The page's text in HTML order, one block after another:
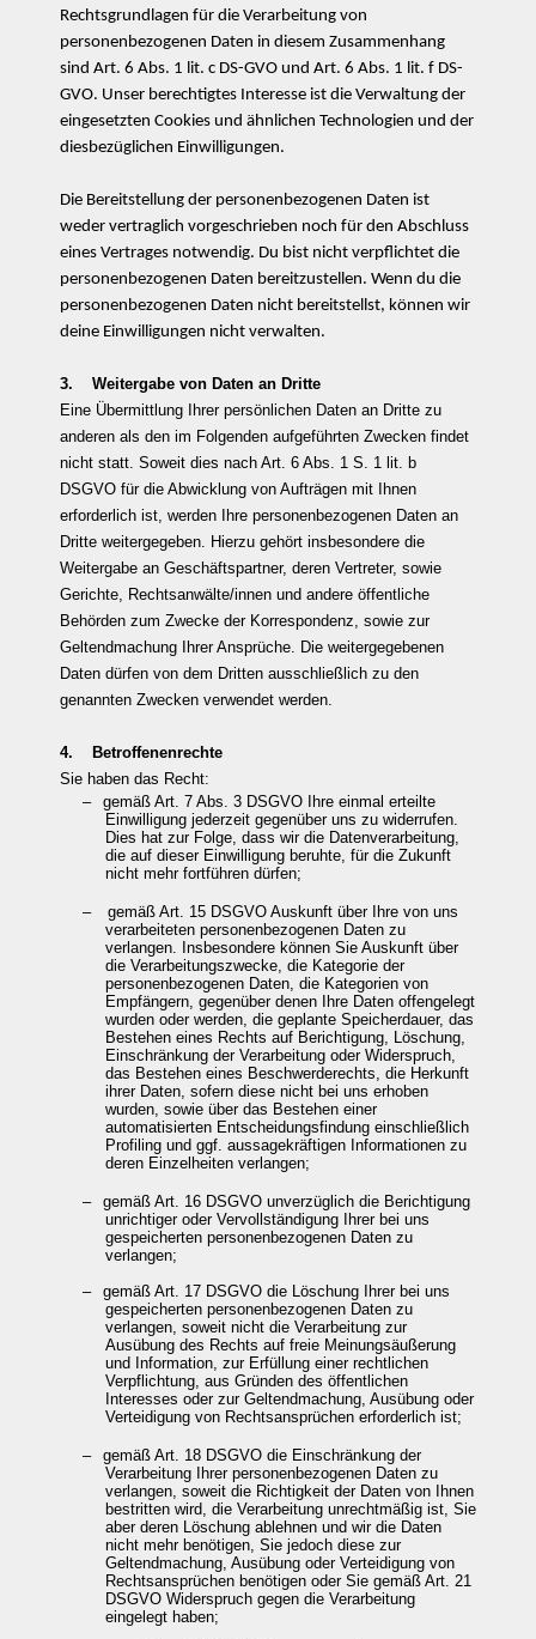
Rechtsgrundlagen für die Verarbeitung von
personenbezogenen Daten in diesem Zusammenhang
sind Art. 6 Abs. 1 lit. c DS-GVO und Art. 6 Abs. 1 lit. f DS-
GVO. Unser berechtigtes Interesse ist die Verwaltung der
eingesetzten Cookies und ähnlichen Technologien und der
diesbezüglichen Einwilligungen.
Die Bereitstellung der personenbezogenen Daten ist
weder vertraglich vorgeschrieben noch für den Abschluss
eines Vertrages notwendig. Du bist nicht verpflichtet die
personenbezogenen Daten bereitzustellen. Wenn du die
personenbezogenen Daten nicht bereitstellst, können wir
deine Einwilligungen nicht verwalten.
3. Weitergabe von Daten an Dritte
Eine Übermittlung Ihrer persönlichen Daten an Dritte zu
anderen als den im Folgenden aufgeführten Zwecken findet
nicht statt. Soweit dies nach Art. 6 Abs. 1 S. 1 lit. b
DSGVO für die Abwicklung von Aufträgen mit Ihnen
erforderlich ist, werden Ihre personenbezogenen Daten an
Dritte weitergegeben. Hierzu gehört insbesondere die
Weitergabe an Geschäftspartner, deren Vertreter, sowie
Gerichte, Rechtsanwälte/innen und andere öffentliche
Behörden zum Zwecke der Korrespondenz, sowie zur
Geltendmachung Ihrer Ansprüche. Die weitergegebenen
Daten dürfen von dem Dritten ausschließlich zu den
genannten Zwecken verwendet werden.
4. Betroffenenrechte
Sie haben das Recht:
–
gemäß Art. 7 Abs. 3 DSGVO Ihre einmal erteilte
Einwilligung jederzeit gegenüber uns zu widerrufen.
Dies hat zur Folge, dass wir die Datenverarbeitung,
die auf dieser Einwilligung beruhte, für die Zukunft
nicht mehr fortführen dürfen;
–
gemäß Art. 15 DSGVO Auskunft über Ihre von uns
verarbeiteten personenbezogenen Daten zu
verlangen. Insbesondere können Sie Auskunft über
die Verarbeitungszwecke, die Kategorie der
personenbezogenen Daten, die Kategorien von
Empfängern, gegenüber denen Ihre Daten offengelegt
wurden oder werden, die geplante Speicherdauer, das
Bestehen eines Rechts auf Berichtigung, Löschung,
Einschränkung der Verarbeitung oder Widerspruch,
das Bestehen eines Beschwerderechts, die Herkunft
ihrer Daten, sofern diese nicht bei uns erhoben
wurden, sowie über das Bestehen einer
automatisierten Entscheidungsfindung einschließlich
Profiling und ggf. aussagekräftigen Informationen zu
deren Einzelheiten verlangen;
–
gemäß Art. 16 DSGVO unverzüglich die Berichtigung
unrichtiger oder Vervollständigung Ihrer bei uns
gespeicherten personenbezogenen Daten zu
verlangen;
–
gemäß Art. 17 DSGVO die Löschung Ihrer bei uns
gespeicherten personenbezogenen Daten zu
verlangen, soweit nicht die Verarbeitung zur
Ausübung des Rechts auf freie Meinungsäußerung
und Information, zur Erfüllung einer rechtlichen
Verpflichtung, aus Gründen des öffentlichen
Interesses oder zur Geltendmachung, Ausübung oder
Verteidigung von Rechtsansprüchen erforderlich ist;
–
gemäß Art. 18 DSGVO die Einschränkung der
Verarbeitung Ihrer personenbezogenen Daten zu
verlangen, soweit die Richtigkeit der Daten von Ihnen
bestritten wird, die Verarbeitung unrechtmäßig ist, Sie
aber deren Löschung ablehnen und wir die Daten
nicht mehr benötigen, Sie jedoch diese zur
Geltendmachung, Ausübung oder Verteidigung von
Rechtsansprüchen benötigen oder Sie gemäß Art. 21
DSGVO Widerspruch gegen die Verarbeitung
eingelegt haben;